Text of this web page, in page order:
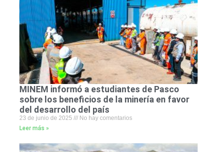
MINEM informó a estudiantes de Pasco
sobre los beneficios de la minería en favor
del desarrollo del país
23 de junio de 2025
No hay comentarios
Leer más »